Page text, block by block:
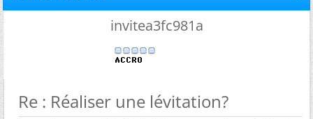
invitea3fc981a
Re : Réaliser une lévitation?